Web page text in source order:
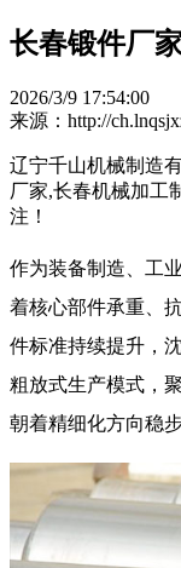
长春锻件厂
2026/3/9 17:54:00
来源：http://
辽宁千山机械制造
厂家,长春机械加工
注！
作为装备制造、工
着核心部件承重、
件标准持续提升，
粗放式生产模式，
朝着精细化方向稳步